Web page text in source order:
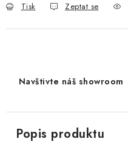
Tisk Zeptat se
Navštivte náš showroom
Popis produktu